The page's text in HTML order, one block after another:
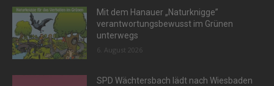
Mit dem Hanauer „Naturknigge”
verantwortungsbewusst im Grünen
unterwegs
6. August 2026
SPD Wächtersbach lädt nach Wiesbaden